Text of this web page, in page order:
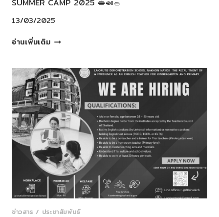
ระดับ
ชาติ
NET
ศึกษา
2567และ
ขอ
ขอบคุณ
คุณครู
ทุก
คน
ที่
มี
ส่วน
ร่วม
ใน
การ
SUMMER CAMP 2025 🥪🍛🥗
13/03/2025
อ่านเพิ่มเติม📢
BREAKFAST
CLUB
กิจกรรม
SUMMER
CAMP
2025
🥪
🍛
🥗
ข่าวสาร / ประชาสัมพันธ์